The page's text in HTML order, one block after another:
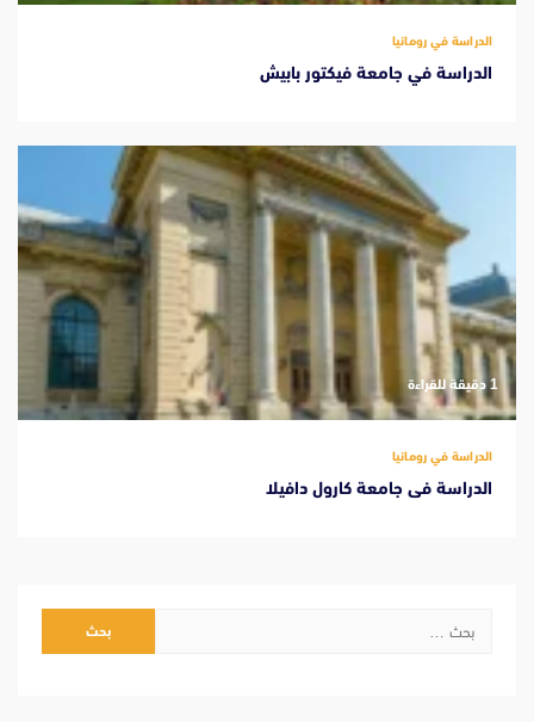
الدراسة في رومانيا
الدراسة في جامعة فيكتور بابيش
‫1 دقيقة للقراءة
الدراسة في رومانيا
الدراسة فى جامعة كارول دافيلا
البحث